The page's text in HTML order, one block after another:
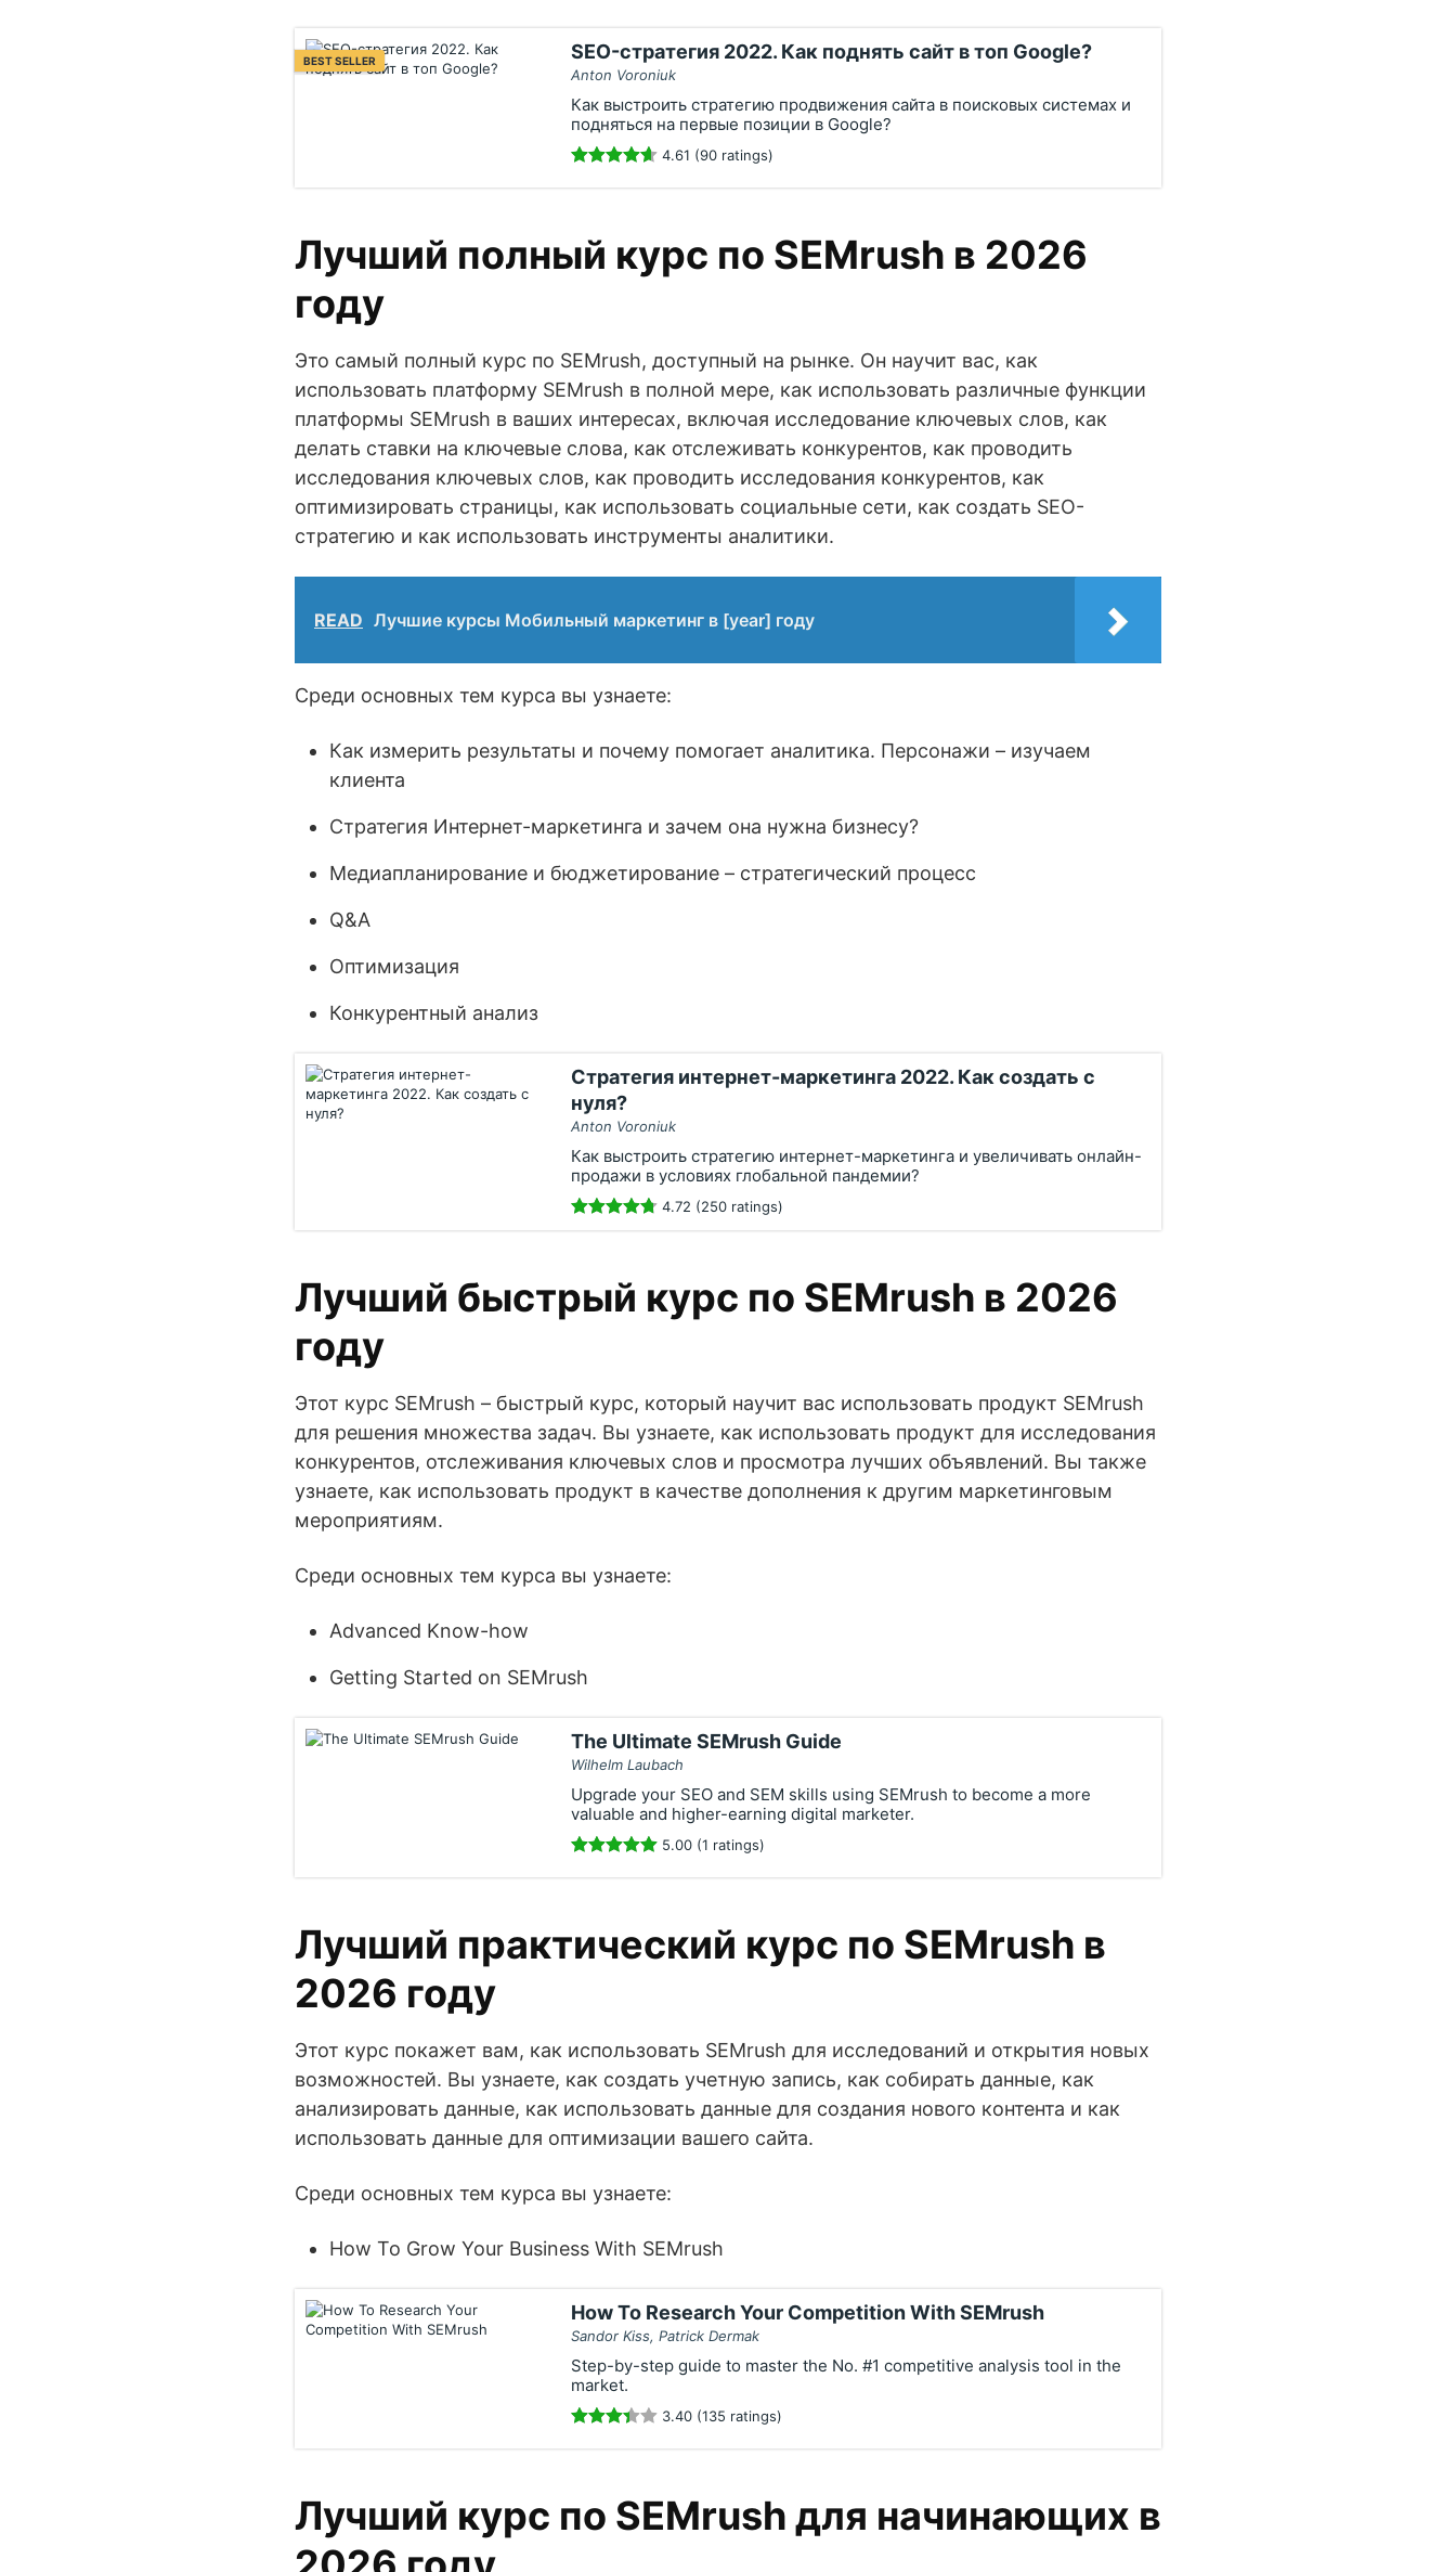
BEST SELLER SEO-стратегия 2022. Как поднять сайт в топ Google?
Anton Voroniuk
Как выстроить стратегию продвижения сайта в поисковых системах и
подняться на первые позиции в Google?
4.61 (90 ratings)
Лучший полный курс по SEMrush в 2026
году
Это самый полный курс по SEMrush, доступный на рынке. Он научит вас, как
использовать платформу SEMrush в полной мере, как использовать различные функции
платформы SEMrush в ваших интересах, включая исследование ключевых слов, как
делать ставки на ключевые слова, как отслеживать конкурентов, как проводить
исследования ключевых слов, как проводить исследования конкурентов, как
оптимизировать страницы, как использовать социальные сети, как создать SEO-
стратегию и как использовать инструменты аналитики.
READ Лучшие курсы Мобильный маркетинг в [year] году
Среди основных тем курса вы узнаете:
Как измерить результаты и почему помогает аналитика. Персонажи – изучаем
клиента
Стратегия Интернет-маркетинга и зачем она нужна бизнесу?
Медиапланирование и бюджетирование – стратегический процесс
Q&A
Оптимизация
Конкурентный анализ
Стратегия интернет-маркетинга 2022. Как создать c
нуля?
Anton Voroniuk
Как выстроить стратегию интернет-маркетинга и увеличивать онлайн-
продажи в условиях глобальной пандемии?
4.72 (250 ratings)
Лучший быстрый курс по SEMrush в 2026
году
Этот курс SEMrush – быстрый курс, который научит вас использовать продукт SEMrush
для решения множества задач. Вы узнаете, как использовать продукт для исследования
конкурентов, отслеживания ключевых слов и просмотра лучших объявлений. Вы также
узнаете, как использовать продукт в качестве дополнения к другим маркетинговым
мероприятиям.
Среди основных тем курса вы узнаете:
Advanced Know-how
Getting Started on SEMrush
The Ultimate SEMrush Guide
Wilhelm Laubach
Upgrade your SEO and SEM skills using SEMrush to become a more
valuable and higher-earning digital marketer.
5.00 (1 ratings)
Лучший практический курс по SEMrush в
2026 году
Этот курс покажет вам, как использовать SEMrush для исследований и открытия новых
возможностей. Вы узнаете, как создать учетную запись, как собирать данные, как
анализировать данные, как использовать данные для создания нового контента и как
использовать данные для оптимизации вашего сайта.
Среди основных тем курса вы узнаете:
How To Grow Your Business With SEMrush
How To Research Your Competition With SEMrush
Sandor Kiss, Patrick Dermak
Step-by-step guide to master the No. #1 competitive analysis tool in the
market.
3.40 (135 ratings)
Лучший курс по SEMrush для начинающих в